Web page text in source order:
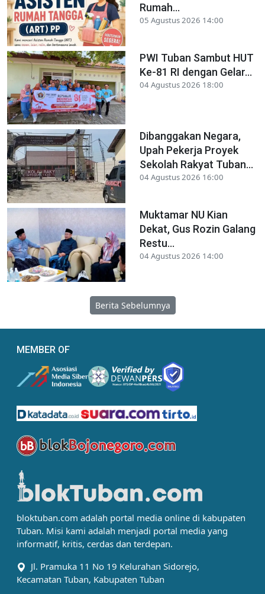
Rumah...
05 Agustus 2026 14:00
PWI Tuban Sambut HUT
Ke-81 RI dengan Gelar...
04 Agustus 2026 18:00
Dibanggakan Negara,
Upah Pekerja Proyek
Sekolah Rakyat Tuban...
04 Agustus 2026 16:00
Muktamar NU Kian
Dekat, Gus Rozin Galang
Restu...
04 Agustus 2026 14:00
Berita Sebelumnya
MEMBER OF
bloktuban.com adalah portal media online di kabupaten
Tuban. Misi kami adalah menjadi portal media yang
informatif, kritis, cerdas dan terdepan.
Jl. Pramuka 11 No 19 Kelurahan Sidorejo,
Kecamatan Tuban, Kabupaten Tuban